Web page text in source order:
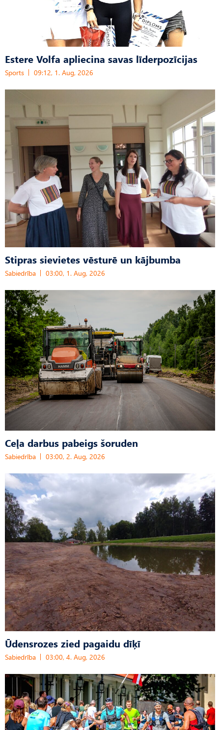
Estere Volfa apliecina savas līderpozīcijas
Sports 09:12, 1. Aug, 2026
Stipras sievietes vēsturē un kājbumba
Sabiedrība 03:00, 1. Aug, 2026
Ceļa darbus pabeigs šoruden
Sabiedrība 03:00, 2. Aug, 2026
Ūdensrozes zied pagaidu dīķī
Sabiedrība 03:00, 4. Aug, 2026